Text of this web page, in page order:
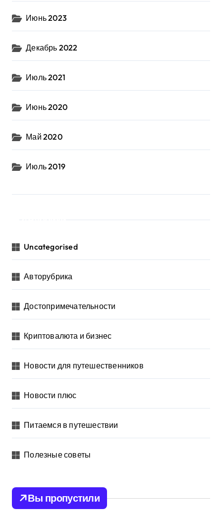
Июнь 2023
Декабрь 2022
Июль 2021
Июнь 2020
Май 2020
Июль 2019
Uncategorised
Авторубрика
Достопримечательности
Криптовалюта и бизнес
Новости для путешественников
Новости плюс
Питаемся в путешествии
Полезные советы
Вы пропустили